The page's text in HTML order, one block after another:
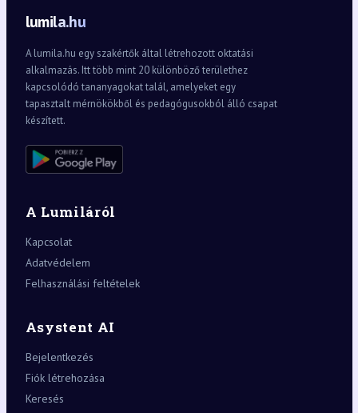
lumila.hu
A lumila.hu egy szakértők által létrehozott oktatási
alkalmazás. Itt több mint 20 különböző területhez
kapcsolódó tananyagokat talál, amelyeket egy
tapasztalt mérnökökből és pedagógusokból álló csapat
készített.
A Lumiláról
Kapcsolat
Adatvédelem
Felhasználási feltételek
Asystent AI
Bejelentkezés
Fiók létrehozása
Keresés